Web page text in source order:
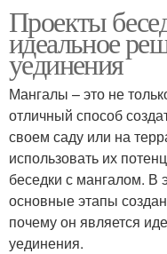
Проекты
идеальное
уединения
Мангалы – это не
отличный способ
своем саду или на
использовать их
беседки с мангалом. В
основные этапы
почему он является
уединения.